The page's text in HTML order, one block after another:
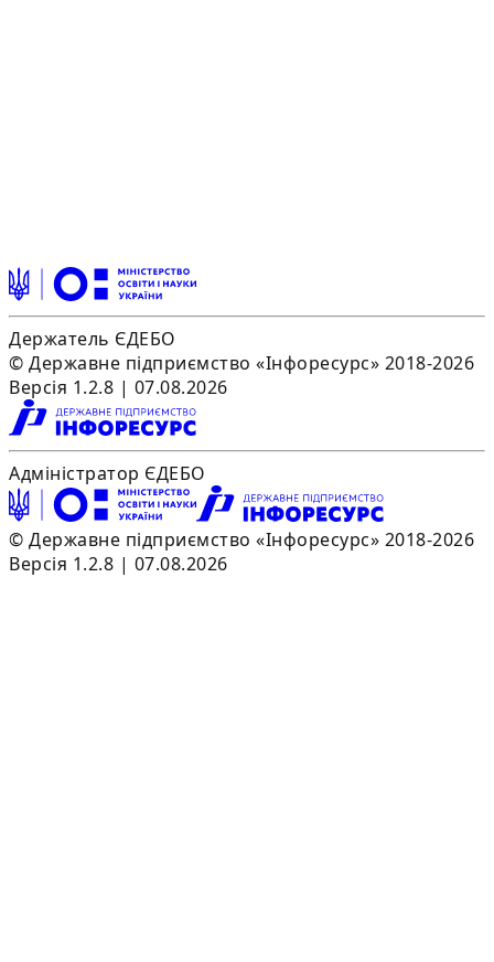
Держатель ЄДЕБО
© Державне підприємство «Інфоресурс» 2018-2026
Версія 1.2.8 | 07.08.2026
Адміністратор ЄДЕБО
© Державне підприємство «Інфоресурс» 2018-2026
Версія 1.2.8 | 07.08.2026